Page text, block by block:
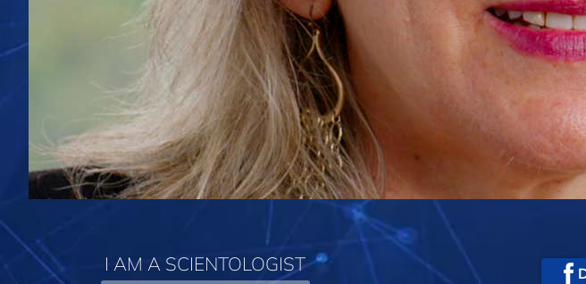
I AM A SCIENTOLOGIST